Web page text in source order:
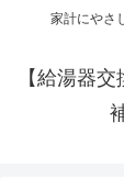
家計にやさ
【給湯器